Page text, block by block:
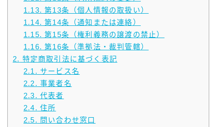
1.13. 第13条（個人情報の取扱い）
1.14. 第14条（通知または連絡）
1.15. 第15条（権利義務の譲渡の禁止）
1.16. 第16条（準拠法・裁判管轄）
2. 特定商取引法に基づく表記
2.1. サービス名
2.2. 事業者名
2.3. 代表者
2.4. 住所
2.5. 問い合わせ窓口